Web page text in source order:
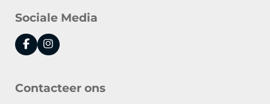
Sociale Media
F
a
b
I
n
a
Contacteer ons